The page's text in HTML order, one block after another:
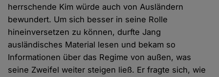
herrschende Kim würde auch von Ausländern
bewundert. Um sich besser in seine Rolle
hineinversetzen zu können, durfte Jang
ausländisches Material lesen und bekam so
Informationen über das Regime von außen, was
seine Zweifel weiter steigen ließ. Er fragte sich, wie